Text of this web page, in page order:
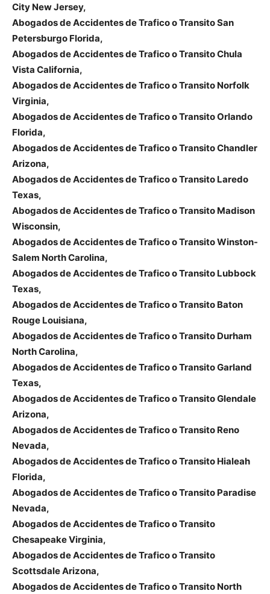
City New Jersey,
Abogados de Accidentes de Trafico o Transito San
Petersburgo Florida,
Abogados de Accidentes de Trafico o Transito Chula
Vista California,
Abogados de Accidentes de Trafico o Transito Norfolk
Virginia,
Abogados de Accidentes de Trafico o Transito Orlando
Florida,
Abogados de Accidentes de Trafico o Transito Chandler
Arizona,
Abogados de Accidentes de Trafico o Transito Laredo
Texas,
Abogados de Accidentes de Trafico o Transito Madison
Wisconsin,
Abogados de Accidentes de Trafico o Transito Winston-
Salem North Carolina,
Abogados de Accidentes de Trafico o Transito Lubbock
Texas,
Abogados de Accidentes de Trafico o Transito Baton
Rouge Louisiana,
Abogados de Accidentes de Trafico o Transito Durham
North Carolina,
Abogados de Accidentes de Trafico o Transito Garland
Texas,
Abogados de Accidentes de Trafico o Transito Glendale
Arizona,
Abogados de Accidentes de Trafico o Transito Reno
Nevada,
Abogados de Accidentes de Trafico o Transito Hialeah
Florida,
Abogados de Accidentes de Trafico o Transito Paradise
Nevada,
Abogados de Accidentes de Trafico o Transito
Chesapeake Virginia,
Abogados de Accidentes de Trafico o Transito
Scottsdale Arizona,
Abogados de Accidentes de Trafico o Transito North